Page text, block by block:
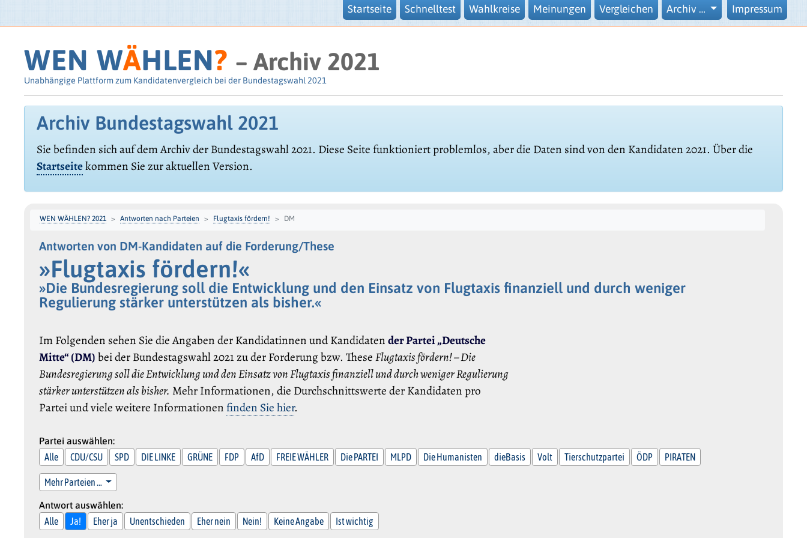
Startseite Schnelltest Wahlkreise Meinungen Vergleichen Archiv … Impressum
WEN WÄHLEN? – Archiv 2021
Unabhängige Plattform zum Kandidatenvergleich bei der Bundestagswahl 2021
Archiv Bundestagswahl 2021
Sie befinden sich auf dem Archiv der Bundestagswahl 2021. Diese Seite funktioniert problemlos, aber die Daten sind von den Kandidaten 2021. Über die
Startseitekommen Sie zur aktuellen Version.
WEN WÄHLEN? 2021 Antworten nach Parteien Flugtaxis fördern! DM
Antworten von DM-Kandidaten auf die Forderung/These
»Flugtaxis fördern!«
»Die Bundesregierung soll die Entwicklung und den Einsatz von Flugtaxis finanziell und durch weniger
Regulierung stärker unterstützen als bisher.«
Im Folgenden sehen Sie die Angaben der Kandidatinnen und Kandidatender Partei „Deutsche
Mitte“ (DM)bei der Bundestagswahl 2021 zu der Forderung bzw. TheseFlugtaxis fördern! – Die
Bundesregierung soll die Entwicklung und den Einsatz von Flugtaxis finanziell und durch weniger Regulierung
stärker unterstützen als bisher. Mehr Informationen, die Durchschnittswerte der Kandidaten pro
Partei und viele weitere Informationen finden Sie hier.
Partei auswählen:
Alle
CDU/CSU SPD DIE LINKE GRÜNE FDP AfD FREIE WÄHLER Die PARTEI MLPD Die Humanisten dieBasis Volt Tierschutzpartei ÖDP PIRATEN
Mehr Parteien …
Antwort auswählen:
Alle
Ja! Eher ja Unentschieden Eher nein Nein! Keine Angabe Ist wichtig